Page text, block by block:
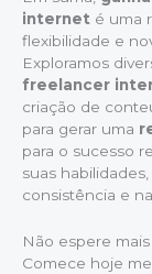
internet é uma
flexibilidade e
Exploramos
freelancer
criação de
para gerar uma
para o sucesso
suas
consistência e
Não espere
Comece hoje